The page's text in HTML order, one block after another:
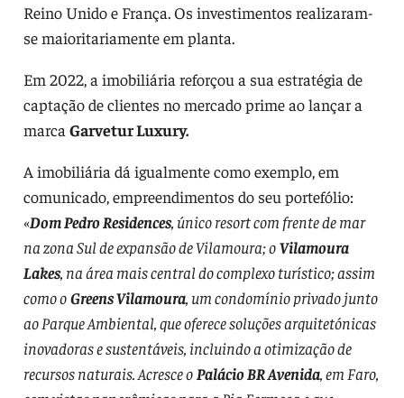
Reino Unido e França. Os investimentos realizaram-
se maioritariamente em planta.
Em 2022, a imobiliária reforçou a sua estratégia de
captação de clientes no mercado prime ao lançar a
marca Garvetur Luxury.
A imobiliária dá igualmente como exemplo, em
comunicado, empreendimentos do seu portefólio:
«Dom Pedro Residences, único resort com frente de mar
na zona Sul de expansão de Vilamoura; oVilamoura
Lakes, na área mais central do complexo turístico; assim
como oGreens Vilamoura, um condomínio privado junto
ao Parque Ambiental, que oferece soluções arquitetónicas
inovadoras e sustentáveis, incluindo a otimização de
recursos naturais. Acresce oPalácio BR Avenida, em Faro,